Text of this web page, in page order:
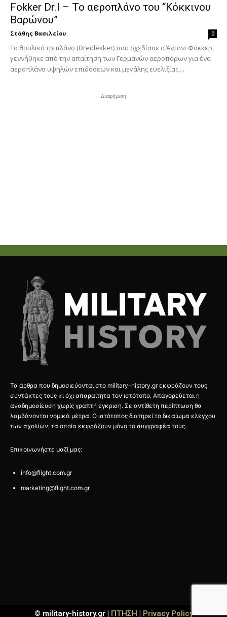
Fokker Dr.I – To αεροπλάνο του “Κόκκινου
Βαρώνου”
Στάθης Βασιλείου - 0
Tο θρυλικό τριπλάνο (Dreidekker) που σχεδίασε ο Άντονι Φόκκερ,
γεννήθηκε από την απαίτηση των Γερμανών αεροπόρων για ένα
αεροπλάνο υψηλών επιδόσεων και μεγάλης ευελιξίας....
Διαφήμιση
Τα άρθρα που δημοσιεύονται στο military-history.gr εκφράζουν τους
συντάκτες τους κι όχι απαραίτητα τον ιστότοπο. Απαγορεύεται η
αναδημοσίευση χωρίς γραπτή έγκριση. Σε αντίθετη περίπτωση θα
λαμβάνονται νομικά μέτρα. Ο ιστότοπος διατηρεί το δικαίωμα ελέγχου
των σχολίων, τα οποία εκφράζουν μόνο το συγγραφέα τους.
Επικοινωνήστε μαζί μας:
info@flight.com.gr
marketing@flight.com.gr
© military-history.gr | ΠΤΗΣΗ | Privacy Policy